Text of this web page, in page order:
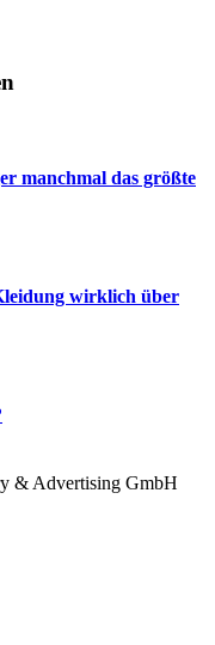
manchmal das größte
wirklich über
& Advertising GmbH